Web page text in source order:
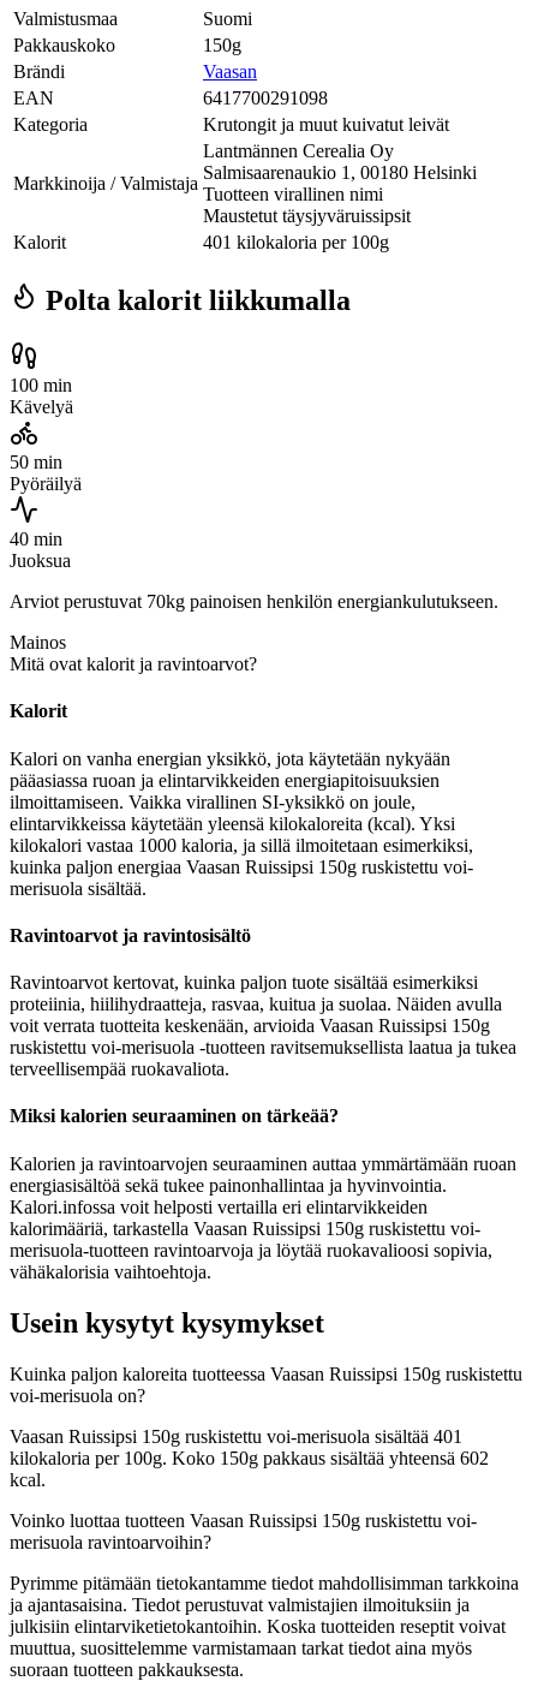
Valmistusmaa
Suomi
Pakkauskoko
150g
Brändi
Vaasan
EAN
6417700291098
Kategoria
Krutongit ja muut kuivatut leivät
Markkinoija / Valmistaja
Lantmännen Cerealia Oy
Salmisaarenaukio 1, 00180 Helsinki
Tuotteen virallinen nimi
Maustetut täysjyväruissipsit
Kalorit
401 kilokaloria per 100g
Polta kalorit liikkumalla
100 min
Kävelyä
50 min
Pyöräilyä
40 min
Juoksua
Arviot perustuvat 70kg painoisen henkilön energiankulutukseen.
Mainos
Mitä ovat kalorit ja ravintoarvot?
Kalorit
Kalori on vanha energian yksikkö, jota käytetään nykyään
pääasiassa ruoan ja elintarvikkeiden energiapitoisuuksien
ilmoittamiseen. Vaikka virallinen SI-yksikkö on joule,
elintarvikkeissa käytetään yleensä kilokaloreita (kcal). Yksi
kilokalori vastaa 1000 kaloria, ja sillä ilmoitetaan esimerkiksi,
kuinka paljon energiaa Vaasan Ruissipsi 150g ruskistettu voi-
merisuola sisältää.
Ravintoarvot ja ravintosisältö
Ravintoarvot kertovat, kuinka paljon tuote sisältää esimerkiksi
proteiinia, hiilihydraatteja, rasvaa, kuitua ja suolaa. Näiden avulla
voit verrata tuotteita keskenään, arvioida Vaasan Ruissipsi 150g
ruskistettu voi-merisuola -tuotteen ravitsemuksellista laatua ja tukea
terveellisempää ruokavaliota.
Miksi kalorien seuraaminen on tärkeää?
Kalorien ja ravintoarvojen seuraaminen auttaa ymmärtämään ruoan
energiasisältöä sekä tukee painonhallintaa ja hyvinvointia.
Kalori.infossa voit helposti vertailla eri elintarvikkeiden
kalorimääriä, tarkastella Vaasan Ruissipsi 150g ruskistettu voi-
merisuola-tuotteen ravintoarvoja ja löytää ruokavalioosi sopivia,
vähäkalorisia vaihtoehtoja.
Usein kysytyt kysymykset
Kuinka paljon kaloreita tuotteessa Vaasan Ruissipsi 150g ruskistettu
voi-merisuola on?
Vaasan Ruissipsi 150g ruskistettu voi-merisuola sisältää 401
kilokaloria per 100g. Koko 150g pakkaus sisältää yhteensä 602
kcal.
Voinko luottaa tuotteen Vaasan Ruissipsi 150g ruskistettu voi-
merisuola ravintoarvoihin?
Pyrimme pitämään tietokantamme tiedot mahdollisimman tarkkoina
ja ajantasaisina. Tiedot perustuvat valmistajien ilmoituksiin ja
julkisiin elintarviketietokantoihin. Koska tuotteiden reseptit voivat
muuttua, suosittelemme varmistamaan tarkat tiedot aina myös
suoraan tuotteen pakkauksesta.